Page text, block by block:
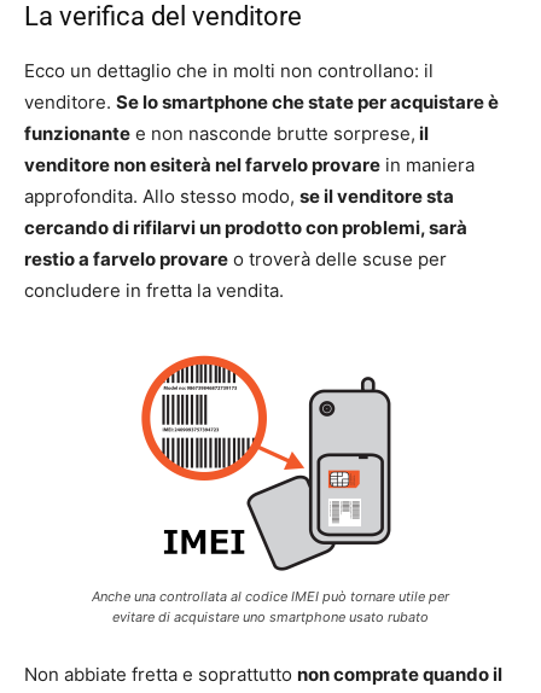
La verifica del venditore
Ecco un dettaglio che in molti non controllano: il
venditore. Se lo smartphone che state per acquistare è
funzionante e non nasconde brutte sorprese, il
venditore non esiterà nel farvelo provare in maniera
approfondita. Allo stesso modo, se il venditore sta
cercando di rifilarvi un prodotto con problemi, sarà
restio a farvelo provare o troverà delle scuse per
concludere in fretta la vendita.
Anche una controllata al codice IMEI può tornare utile per
evitare di acquistare uno smartphone usato rubato
Non abbiate fretta e soprattutto non comprate quando il